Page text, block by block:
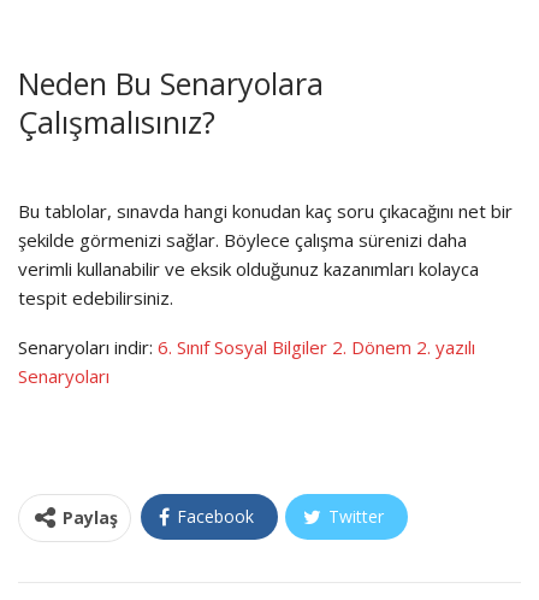
Neden Bu Senaryolara
Çalışmalısınız?
Bu tablolar, sınavda hangi konudan kaç soru çıkacağını net bir
şekilde görmenizi sağlar. Böylece çalışma sürenizi daha
verimli kullanabilir ve eksik olduğunuz kazanımları kolayca
tespit edebilirsiniz.
Senaryoları indir: 6. Sınıf Sosyal Bilgiler 2. Dönem 2. yazılı
Senaryoları
Paylaş Facebook Twitter